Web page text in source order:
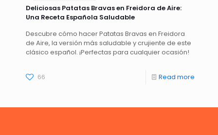
Deliciosas Patatas Bravas en Freidora de Aire:
Una Receta Española Saludable
Descubre cómo hacer Patatas Bravas en Freidora
de Aire, la versión más saludable y crujiente de este
clásico español. ¡Perfectas para cualquier ocasión!
66 Read more